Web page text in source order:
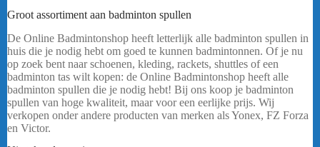
Groot assortiment aan badminton spullen
De Online Badmintonshop heeft letterlijk alle badminton spullen in
huis die je nodig hebt om goed te kunnen badmintonnen. Of je nu
op zoek bent naar schoenen, kleding, rackets, shuttles of een
badminton tas wilt kopen: de Online Badmintonshop heeft alle
badminton spullen die je nodig hebt! Bij ons koop je badminton
spullen van hoge kwaliteit, maar voor een eerlijke prijs. Wij
verkopen onder andere producten van merken als Yonex, FZ Forza
en Victor.